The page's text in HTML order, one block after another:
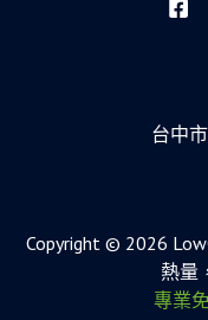
台中
Copyright © 2026
熱量
專業